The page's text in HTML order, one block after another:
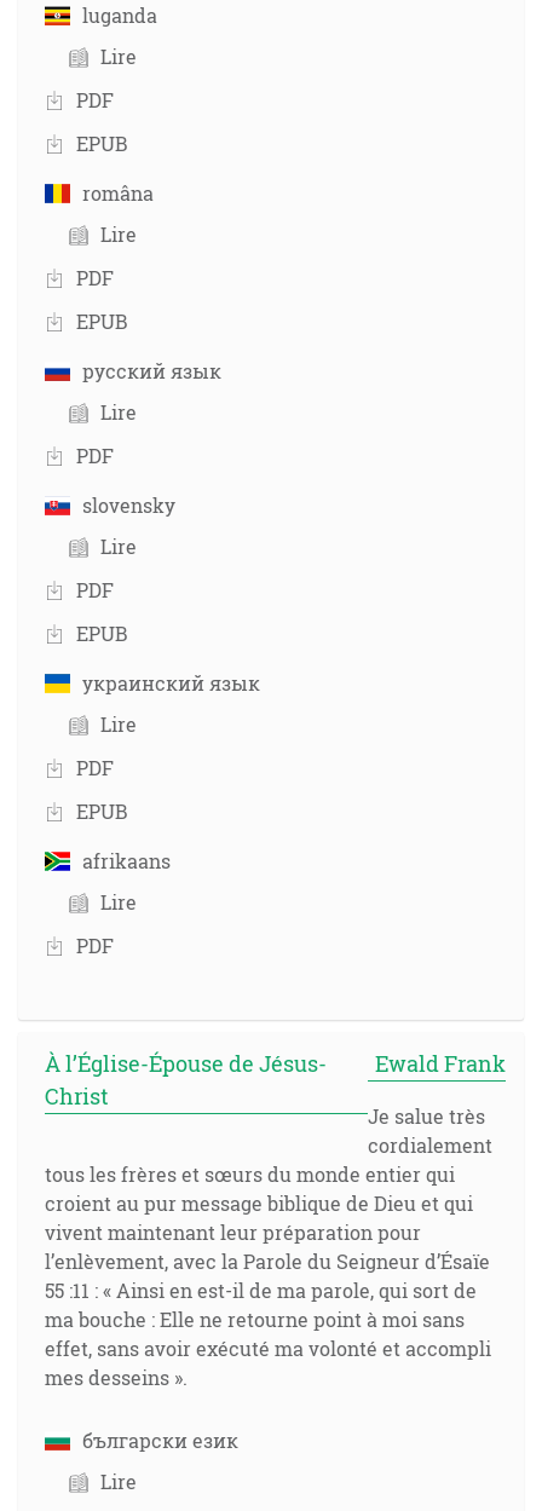
luganda
Lire
PDF
EPUB
româna
Lire
PDF
EPUB
русский язык
Lire
PDF
slovensky
Lire
PDF
EPUB
украинский язык
Lire
PDF
EPUB
afrikaans
Lire
PDF
À l’Église-Épouse de Jésus-
Christ
Ewald Frank
Je salue très
cordialement
tous les frères et sœurs du monde entier qui
croient au pur message biblique de Dieu et qui
vivent maintenant leur préparation pour
l’enlèvement, avec la Parole du Seigneur d’Ésaïe
55 :11 : « Ainsi en est-il de ma parole, qui sort de
ma bouche : Elle ne retourne point à moi sans
effet, sans avoir exécuté ma volonté et accompli
mes desseins ».
български език
Lire